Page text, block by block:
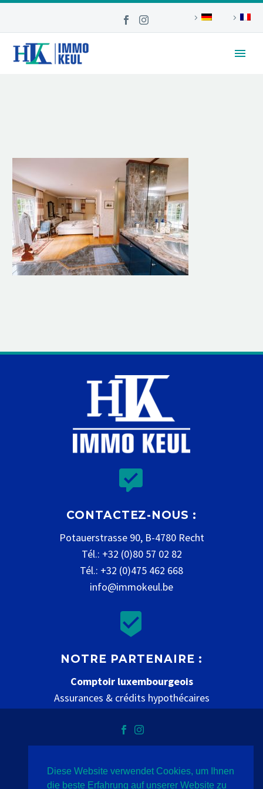


CONTACTEZ-NOUS :
Potauerstrasse 90, B-4780 Recht
Tél.: +32 (0)80 57 02 82
Tél.: +32 (0)475 462 668
info@immokeul.be


NOTRE PARTENAIRE :
Comptoir luxembourgeois
Assurances & crédits hypothécaires
Datenschutz Impressum Kontakt
Diese Website verwendet Cookies, um Ihnen
die beste Erfahrung auf unserer Website zu